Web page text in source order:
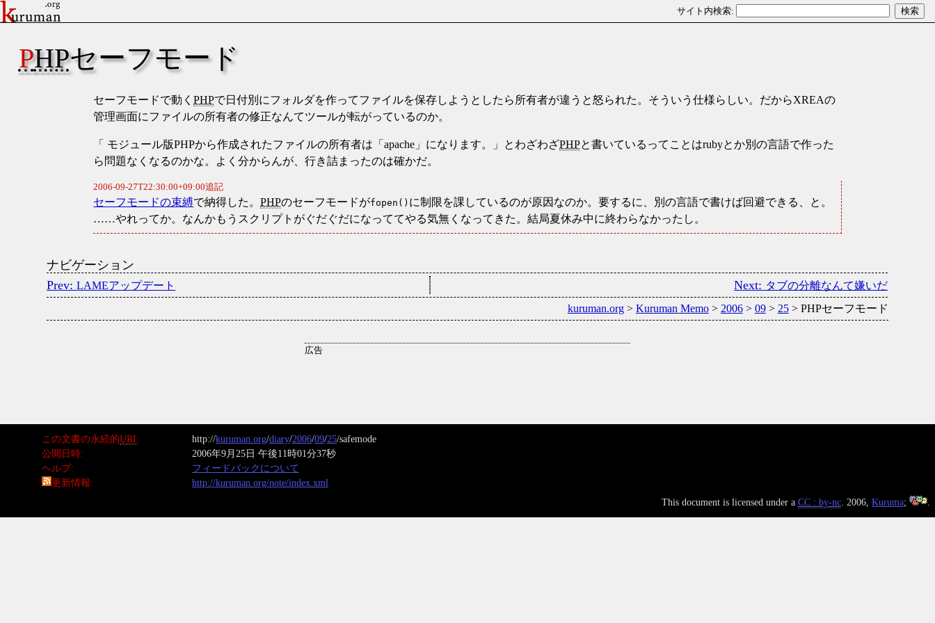
PHPセーフモード
セーフモードで動くPHPで日付別にフォルダを作ってファイルを保存しようとしたら所有者が違うと怒られた。そういう仕様らしい。だからXREAの
管理画面にファイルの所有者の修正なんてツールが転がっているのか。
モジュール版PHPから作成されたファイルの所有者は「apache」になります。 とわざわざPHPと書いているってことはrubyとか別の言語で作った
ら問題なくなるのかな。よく分からんが、行き詰まったのは確かだ。
セーフモードの束縛で納得した。PHPのセーフモードがfopen() に制限を課しているのが原因なのか。要するに、別の言語で書けば回避できる、と。
……やれってか。なんかもうスクリプトがぐだぐだになっててやる気無くなってきた。結局夏休み中に終わらなかったし。
ナビゲーション
LAMEアップデート
タブの分離なんて嫌いだ
kuruman.org> Kuruman Memo> 2006> 09> 25> PHPセーフモード
この文書の永続的URI http://kuruman.org/diary/2006/09/25/safemode
公開日時
2006年9月25日 午後11時01分37秒
ヘルプ
フィードバックについて
更新情報
http://kuruman.org/note/index.xml
This document is licensed under a CC : by-nc. 2006, Kuruma; .